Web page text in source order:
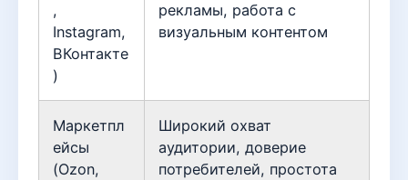
,
Instagram,
ВКонтакте
)
рекламы, работа с
визуальным контентом
Маркетпл
ейсы
(Ozon,
Широкий охват
аудитории, доверие
потребителей, простота